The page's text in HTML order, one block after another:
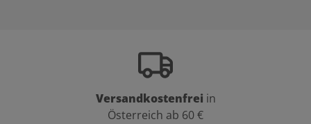
Versandkostenfrei in
Österreich ab 60 €